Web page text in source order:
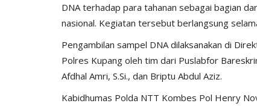
DNA terhadap para tahanan sebagai bagian
nasional. Kegiatan tersebut berlangsung
Pengambilan sampel DNA dilaksanakan di
Polres Kupang oleh tim dari Puslabfor
Afdhal Amri, S.Si., dan Briptu Abdul Aziz.
Kabidhumas Polda NTT Kombes Pol Henry